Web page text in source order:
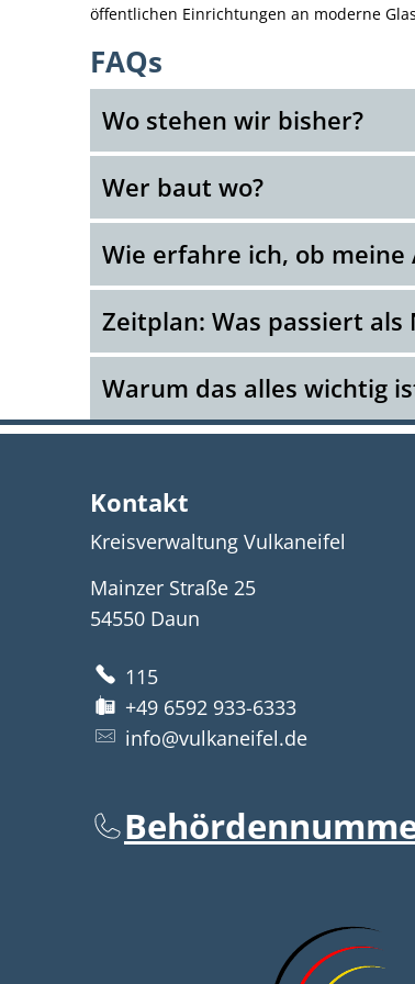
öffentlichen Einrichtungen an moderne
FAQs
Wo stehen wir bisher?
Wer baut wo?
Wie erfahre ich, ob
Zeitplan: Was passiert als
Warum das alles wichtig
Kontakt
Kreisverwaltung Vulkaneifel
Mainzer Straße 25
54550 Daun
115
+49 6592 933-6333
info@vulkaneifel.de